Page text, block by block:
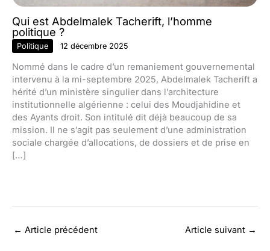
Qui est Abdelmalek Tacherift, l’homme
politique ?
Politique 12 décembre 2025
Nommé dans le cadre d’un remaniement gouvernemental
intervenu à la mi-septembre 2025, Abdelmalek Tacherift a
hérité d’un ministère singulier dans l’architecture
institutionnelle algérienne : celui des Moudjahidine et
des Ayants droit. Son intitulé dit déjà beaucoup de sa
mission. Il ne s’agit pas seulement d’une administration
sociale chargée d’allocations, de dossiers et de prise en
[…]
← Article précédent Article suivant →